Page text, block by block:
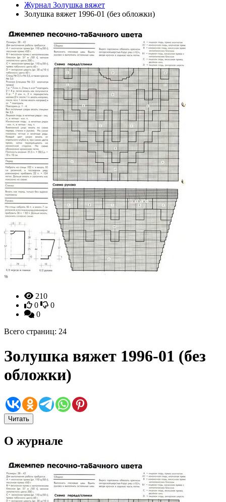
Журнал Золушка вяжет
Золушка вяжет 1996-01 (без обложки)
210
0
0
0
Всего страниц: 24
Золушка вяжет 1996-01 (без
обложки)
Читать
О журнале